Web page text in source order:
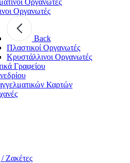
Οργανωτές
Back
Πλαστικοί Οργανωτές
Κρυστάλλινοι Οργανωτές
Γραφείου
Καρτών
Ζακέτες